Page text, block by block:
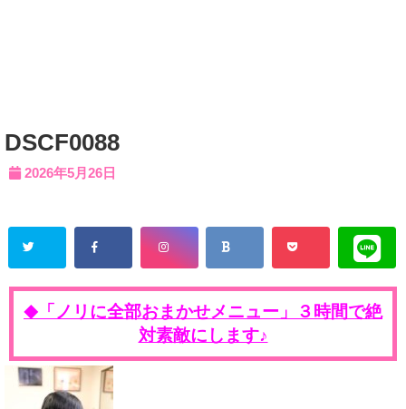
DSCF0088
2026年5月26日
◆
「ノリに全部おまかせメニュー」３時間で絶
対素敵にします♪